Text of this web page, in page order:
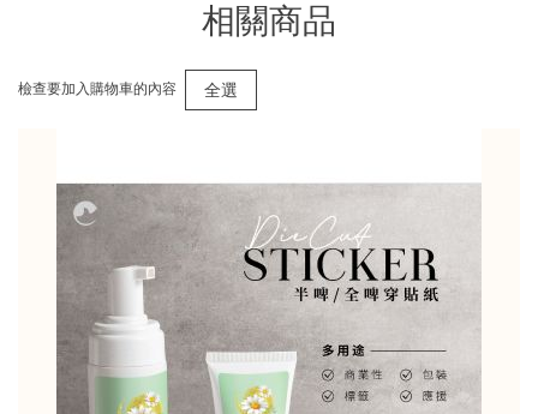
相關商品
檢查要加入購物車的內容 全選